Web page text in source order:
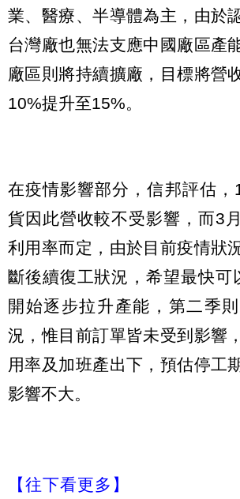
業、醫療、半導體為主，由於
台灣廠也無法支應中國廠區產
廠區則將持續擴廠，目標將營
10%提升至15%。
在疫情影響部分，信邦評估，
貨因此營收較不受影響，而3
利用率而定，由於目前疫情狀
斷後續復工狀況，希望最快可
開始逐步拉升產能，第二季
況，惟目前訂單皆未受到影響
用率及加班產出下，預估停工
影響不大。
【往下看更多】